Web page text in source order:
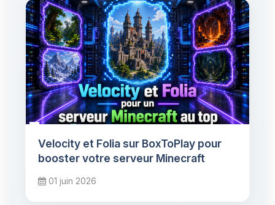
Velocity et Folia sur BoxToPlay pour
booster votre serveur Minecraft
01 juin 2026